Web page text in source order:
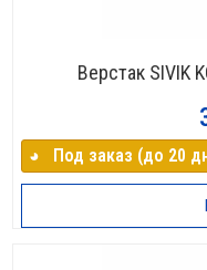
Верстак SIVIK
◕⠀Под заказ (до 20